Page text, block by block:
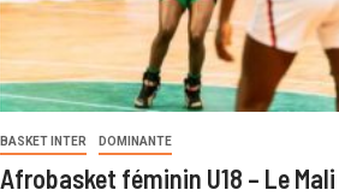
BASKET INTER DOMINANTE
Afrobasket féminin U18 – Le Mali